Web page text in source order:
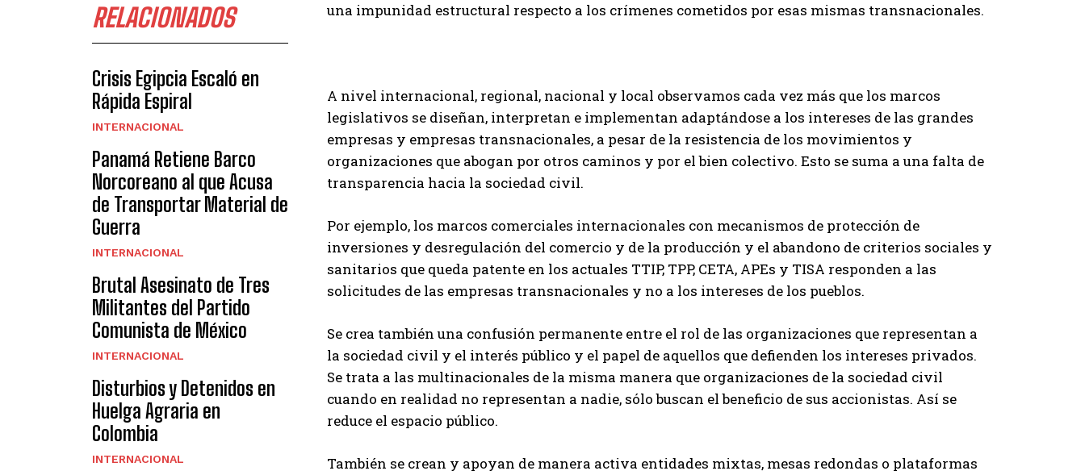
RELACIONADOS
Crisis Egipcia Escaló en
Rápida Espiral
INTERNACIONAL
Panamá Retiene Barco
Norcoreano al que Acusa
de Transportar Material de
Guerra
INTERNACIONAL
Brutal Asesinato de Tres
Militantes del Partido
Comunista de México
INTERNACIONAL
Disturbios y Detenidos en
Huelga Agraria en
Colombia
INTERNACIONAL
una impunidad estructural respecto a los crímenes cometidos por esas mismas transnacionales.
A nivel internacional, regional, nacional y local observamos cada vez más que los marcos
legislativos se diseñan, interpretan e implementan adaptándose a los intereses de las grandes
empresas y empresas transnacionales, a pesar de la resistencia de los movimientos y
organizaciones que abogan por otros caminos y por el bien colectivo. Esto se suma a una falta de
transparencia hacia la sociedad civil.
Por ejemplo, los marcos comerciales internacionales con mecanismos de protección de
inversiones y desregulación del comercio y de la producción y el abandono de criterios sociales y
sanitarios que queda patente en los actuales TTIP, TPP, CETA, APEs y TISA responden a las
solicitudes de las empresas transnacionales y no a los intereses de los pueblos.
Se crea también una confusión permanente entre el rol de las organizaciones que representan a
la sociedad civil y el interés público y el papel de aquellos que defienden los intereses privados.
Se trata a las multinacionales de la misma manera que organizaciones de la sociedad civil
cuando en realidad no representan a nadie, sólo buscan el beneficio de sus accionistas. Así se
reduce el espacio público.
También se crean y apoyan de manera activa entidades mixtas, mesas redondas o plataformas